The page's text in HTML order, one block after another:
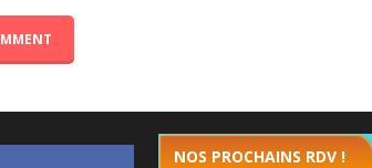
NOS PROCHAINS RDV !